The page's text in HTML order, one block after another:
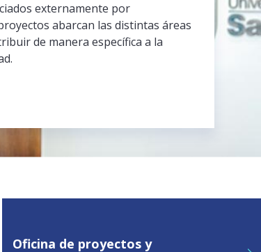
externamente por
abarcan las distintas áreas
de manera específica a la
Oficina de proyectos y